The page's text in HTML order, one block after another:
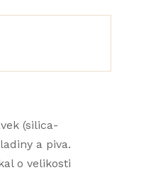
(silica-
a piva.
o velikosti